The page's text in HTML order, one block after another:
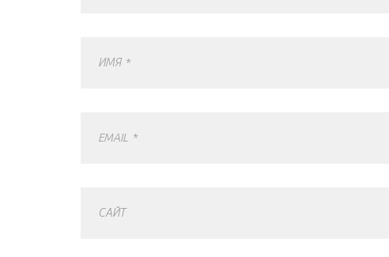
ИМЯ *
EMAIL *
САЙТ